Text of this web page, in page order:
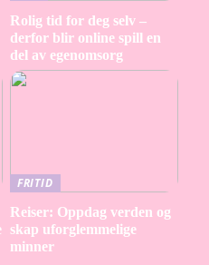
Rolig tid for deg selv –
derfor blir online spill en
del av egenomsorg
FRITID
Reiser: Oppdag verden og
skap uforglemmelige
minner